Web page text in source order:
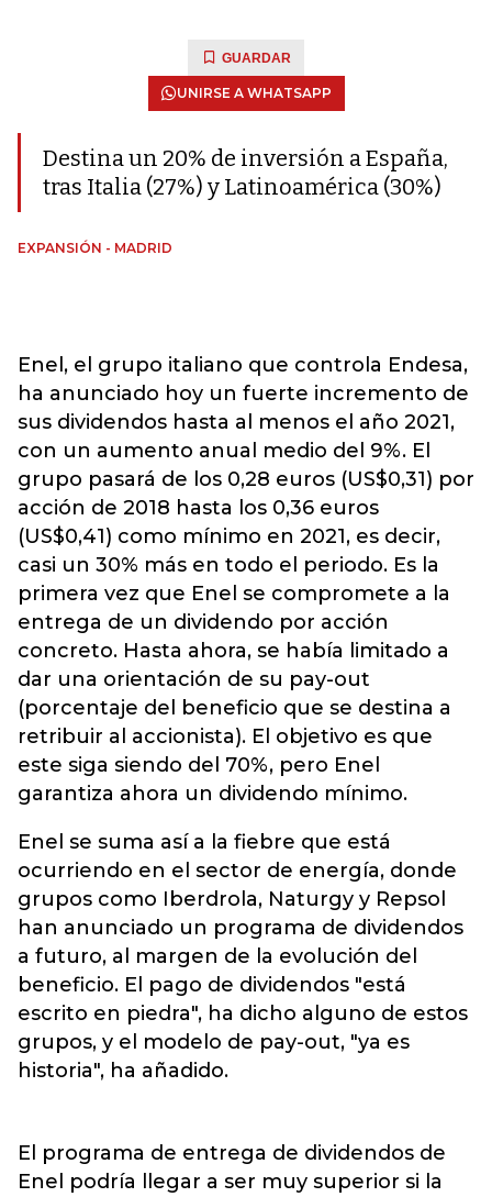
GUARDAR
UNIRSE A WHATSAPP
Destina un 20% de inversión a España,
tras Italia (27%) y Latinoamérica (30%)
EXPANSIÓN - MADRID
Enel, el grupo italiano que controla Endesa,
ha anunciado hoy un fuerte incremento de
sus dividendos hasta al menos el año 2021,
con un aumento anual medio del 9%. El
grupo pasará de los 0,28 euros (US$0,31) por
acción de 2018 hasta los 0,36 euros
(US$0,41) como mínimo en 2021, es decir,
casi un 30% más en todo el periodo. Es la
primera vez que Enel se compromete a la
entrega de un dividendo por acción
concreto. Hasta ahora, se había limitado a
dar una orientación de su pay-out
(porcentaje del beneficio que se destina a
retribuir al accionista). El objetivo es que
este siga siendo del 70%, pero Enel
garantiza ahora un dividendo mínimo.
Enel se suma así a la fiebre que está
ocurriendo en el sector de energía, donde
grupos como Iberdrola, Naturgy y Repsol
han anunciado un programa de dividendos
a futuro, al margen de la evolución del
beneficio. El pago de dividendos "está
escrito en piedra", ha dicho alguno de estos
grupos, y el modelo de pay-out, "ya es
historia", ha añadido.
El programa de entrega de dividendos de
Enel podría llegar a ser muy superior si la